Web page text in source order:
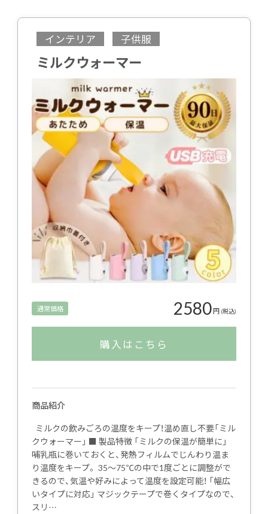
インテリア 子供服
ミルクウォーマー
通常価格 2580円 (税込)
購入はこちら
商品紹介
ミルクの飲みごろの温度をキープ！温め直し不要「ミル
クウォーマー」 ■ 製品特徴 「ミルクの保温が簡単に」
哺乳瓶に巻いておくと、発熱フィルムでじんわり温ま
り温度をキープ。 35〜75℃の中で1度ごとに調整がで
きるので、気温や好みによって温度を設定可能！ 「幅広
いタイプに対応」 マジックテープで巻くタイプなので、
スリ…